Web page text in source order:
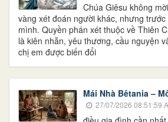
Chúa Giêsu không
vàng xét đoán người khác, nhưng
mình. Quyền phán xét thuộc về Thiên
là kiên nhẫn, yêu thương, cầu nguyện
chị em được biến đổi
Mái Nhà Bêtania –
27/07/2026 08:51:59